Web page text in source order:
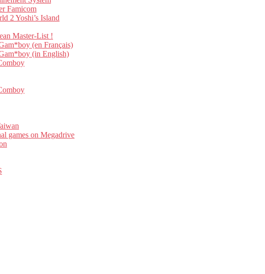
Famicom
2 Yoshi’s Island
Master-List !
(en Français)
(in English)
games on Megadrive